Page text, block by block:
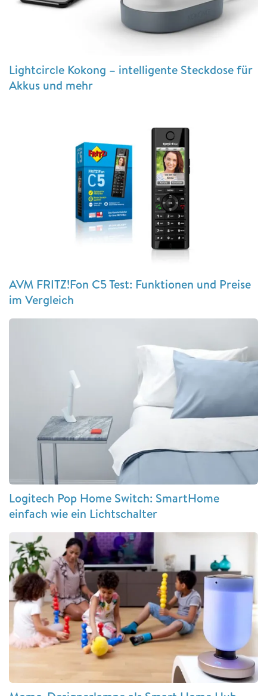
Lightcircle Kokong – intelligente Steckdose für
Akkus und mehr
AVM FRITZ!Fon C5 Test: Funktionen und Preise
im Vergleich
Logitech Pop Home Switch: SmartHome
einfach wie ein Lichtschalter